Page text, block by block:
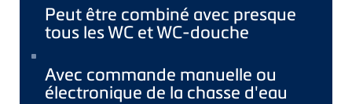
Peut être combiné avec presque
tous les WC et WC-douche
Avec commande manuelle ou
électronique de la chasse d'eau